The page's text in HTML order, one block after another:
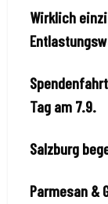
Wirklich
Tag am 7.9.
Salzburg
Parmesan &